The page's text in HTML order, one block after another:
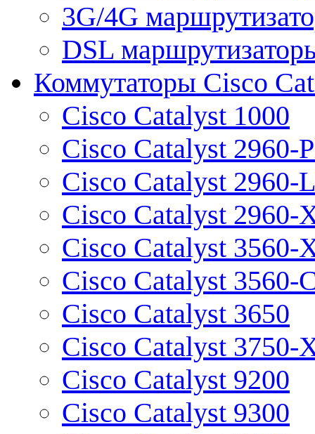
3G/4G
DSL
Коммутаторы Cisco
Cisco Catalyst 1000
Cisco Catalyst 2960-
Cisco Catalyst 2960-L
Cisco Catalyst 2960-
Cisco Catalyst 3560-
Cisco Catalyst 3560-
Cisco Catalyst 3650
Cisco Catalyst 3750-
Cisco Catalyst 9200
Cisco Catalyst 9300